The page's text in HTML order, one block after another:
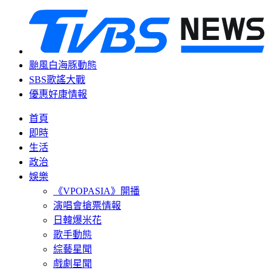
颱風白海豚動態
SBS歌謠大戰
優惠好康情報
首頁
即時
生活
政治
娛樂
《VPOPASIA》開播
演唱會搶票情報
日韓爆米花
歌手動態
綜藝星聞
戲劇星聞